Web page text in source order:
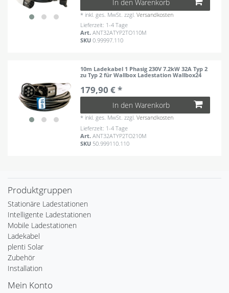
In den Warenkorb
* inkl. ges. MwSt. zzgl.Versandkosten
Lieferzeit: 1-4 Tage
Art.ANT32ATYP2TO110M
SKU0.99997.110
10m Ladekabel 1 Phasig 230V 7.2kW 32A Typ 2
zu Typ 2 für Wallbox Ladestation Wallbox24
179,90 € *
In den Warenkorb
* inkl. ges. MwSt. zzgl.Versandkosten
Lieferzeit: 1-4 Tage
Art.ANT32ATYP2TO210M
SKU 50.999110.110
Produktgruppen
Stationäre Ladestationen
Intelligente Ladestationen
Mobile Ladestationen
Ladekabel
plenti Solar
Zubehör
Installation
Mein Konto